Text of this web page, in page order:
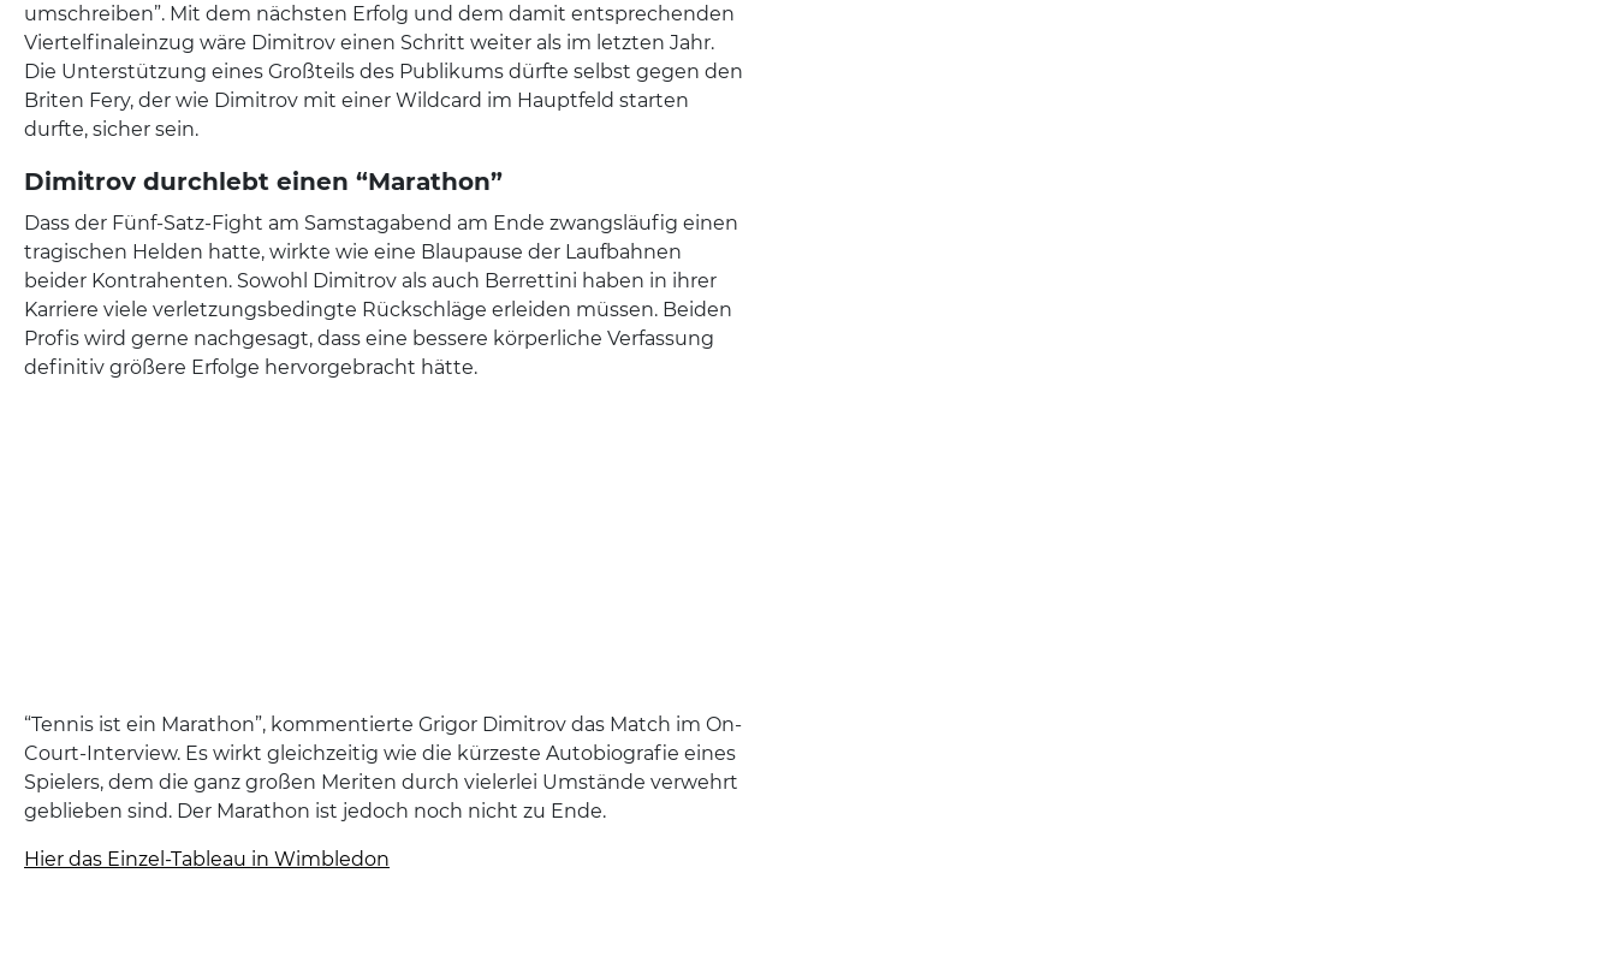
umschreiben”. Mit dem nächsten Erfolg und dem damit entsprechenden
Viertelfinaleinzug wäre Dimitrov einen Schritt weiter als im letzten Jahr.
Die Unterstützung eines Großteils des Publikums dürfte selbst gegen den
Briten Fery, der wie Dimitrov mit einer Wildcard im Hauptfeld starten
durfte, sicher sein.
Dimitrov durchlebt einen “Marathon”
Dass der Fünf-Satz-Fight am Samstagabend am Ende zwangsläufig einen
tragischen Helden hatte, wirkte wie eine Blaupause der Laufbahnen
beider Kontrahenten. Sowohl Dimitrov als auch Berrettini haben in ihrer
Karriere viele verletzungsbedingte Rückschläge erleiden müssen. Beiden
Profis wird gerne nachgesagt, dass eine bessere körperliche Verfassung
definitiv größere Erfolge hervorgebracht hätte.
“Tennis ist ein Marathon”, kommentierte Grigor Dimitrov das Match im On-
Court-Interview. Es wirkt gleichzeitig wie die kürzeste Autobiografie eines
Spielers, dem die ganz großen Meriten durch vielerlei Umstände verwehrt
geblieben sind. Der Marathon ist jedoch noch nicht zu Ende.
Hier das Einzel-Tableau in Wimbledon